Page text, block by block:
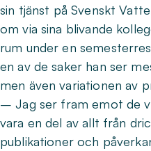
sin tjänst på Svenskt
om via sina blivande
rum under en
en av de saker han ser
men även variationen av
– Jag ser fram emot de
vara en del av allt från
publikationer och